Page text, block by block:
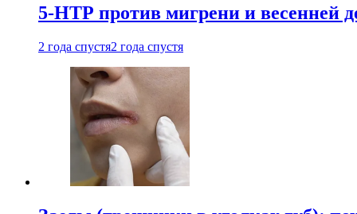
5-НТР против мигрени и весенней
2 года спустя2 года спустя